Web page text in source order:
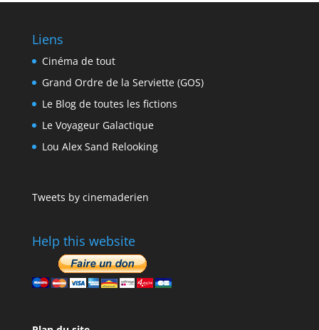
Liens
Cinéma de tout
Grand Ordre de la Serviette (GOS)
Le Blog de toutes les fictions
Le Voyageur Galactique
Lou Alex Sand Relooking
Tweets by cinemaderien
Help this website